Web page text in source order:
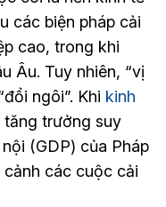
các biện pháp cải
cao, trong khi
Âu. Tuy nhiên, “vị
ngôi”. Khi kinh
trưởng suy
(GDP) của Pháp
các cuộc cải